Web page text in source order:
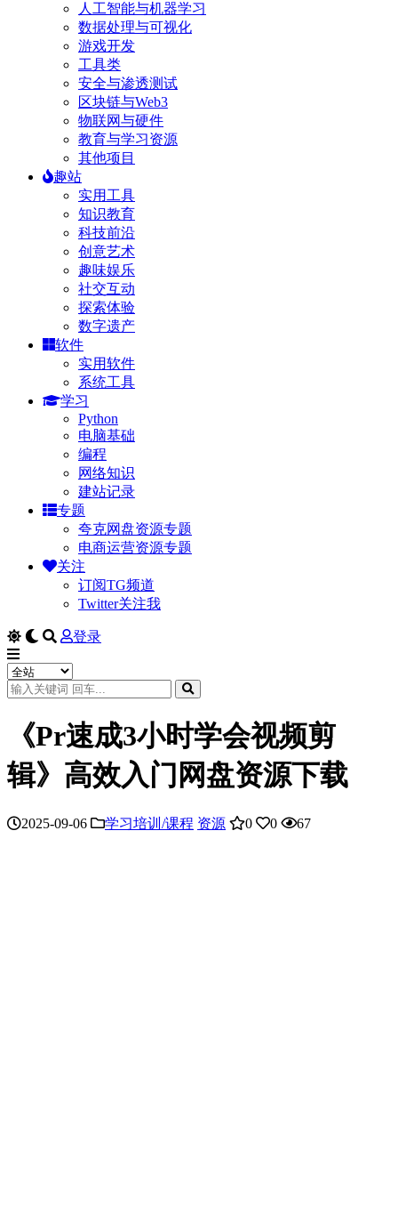
人工智能与机器学习
数据处理与可视化
游戏开发
工具类
安全与渗透测试
区块链与Web3
物联网与硬件
教育与学习资源
其他项目
趣站
实用工具
知识教育
科技前沿
创意艺术
趣味娱乐
社交互动
探索体验
数字遗产
软件
实用软件
系统工具
学习
Python
电脑基础
编程
网络知识
建站记录
专题
夸克网盘资源专题
电商运营资源专题
关注
订阅TG频道
Twitter关注我
登录
《Pr速成3小时学会视频剪
辑》高效入门网盘资源下载
2025-09-06 学习培训/课程 资源 0 0 67